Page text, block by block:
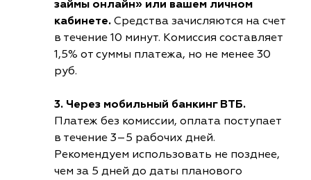
займы онлайн» или вашем личном
кабинете. Средства зачисляются на счет
в течение 10 минут. Комиссия составляет
1,5% от суммы платежа, но не менее 30
руб.
3. Через мобильный банкинг ВТБ.
Платеж без комиссии, оплата поступает
в течение 3–5 рабочих дней.
Рекомендуем использовать не позднее,
чем за 5 дней до даты планового